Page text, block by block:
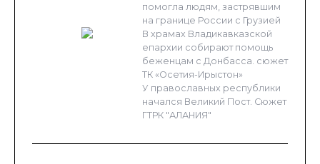
помогла людям, застрявшим
на границе России с Грузией
В храмах Владикавказской
епархии собирают помощь
беженцам с Донбасса. сюжет
ТК «Осетия-Ирыстон»
У православных республики
начался Великий Пост. Сюжет
ГТРК "АЛАНИЯ"